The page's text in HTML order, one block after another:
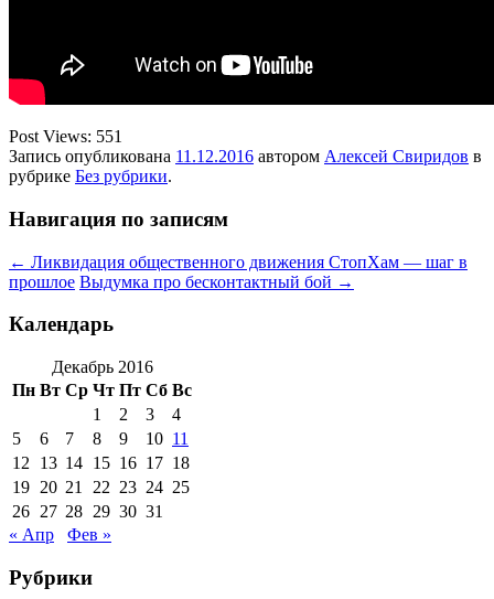
Post Views: 551
Запись опубликована 11.12.2016 автором Алексей Свиридов в
рубрике Без рубрики.
Навигация по записям
← Ликвидация общественного движения СтопХам — шаг в
прошлое Выдумка про бесконтактный бой →
Календарь
Декабрь 2016
Пн Вт Ср Чт Пт Сб Вс
1
2 3
4
5
6 7 8 9 10 11
12
13 14 15 16 17 18
19 20 21 22 23 24 25
26 27 28 29 30 31
« Апр
Фев »
Рубрики